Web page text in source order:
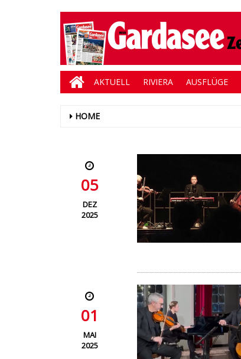
AKTUELL RIVIERA AUSFLÜGE
HOME
05
DEZ
2025
01
MAI
2025